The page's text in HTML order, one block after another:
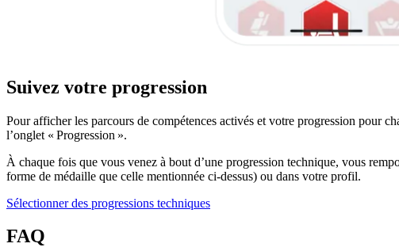
Suivez votre progression
Pour afficher les parcours de compétences activés et votre progression pour
l’onglet « Progression ».
À chaque fois que vous venez à bout d’une progression technique, vous
forme de médaille que celle mentionnée ci-dessus) ou dans votre profil.
Sélectionner des progressions techniques
FAQ